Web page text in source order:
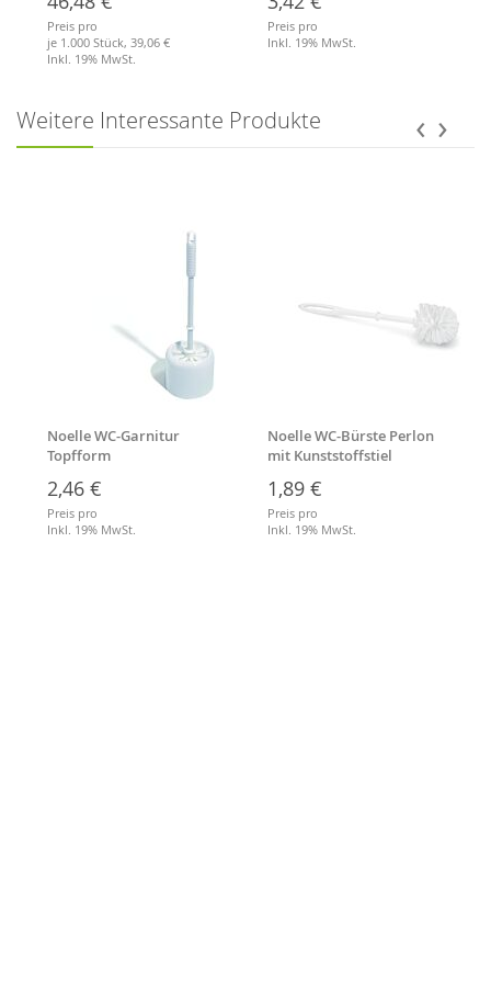
Preis pro
je 1.000 Stück,39,06 €
Inkl. 19% MwSt.
Preis pro
Inkl. 19% MwSt.
Weitere Interessante Produkte
Noelle WC-Garnitur
Topfform
2,46 €
Preis pro
Inkl. 19% MwSt.
Noelle WC-Bürste Perlon
mit Kunststoffstiel
1,89 €
Preis pro
Inkl. 19% MwSt.
‹ ›